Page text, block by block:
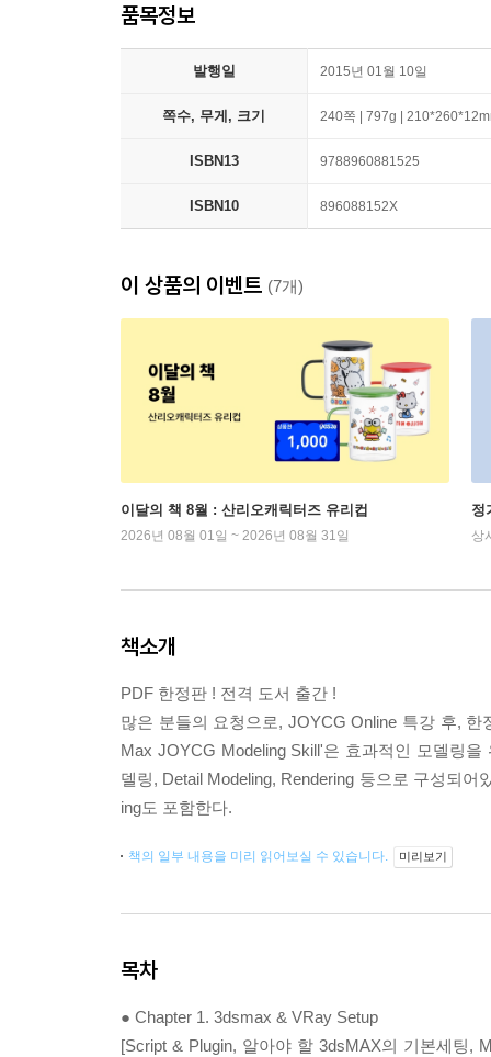
품목정보
발행일 2015년 01월 10일
쪽수, 무게, 크기 240쪽 | 797g |
ISBN13 9788960881525
ISBN10 896088152X
이 상품의 이벤트 (7개)
이달의 책 8월 : 산리오캐릭터즈 유리컵
2026년 08월 01일 ~ 2026년 08월 31일
정
상
책소개
PDF 한정판 ! 전격 도서 출간 !
많은 분들의 요청으로, JOYCG Online 특강 후,
Max JOYCG Modeling Skill'은 효과적인 모델링
델링, Detail Modeling, Rendering 등으로 구성되
ing도 포함한다.
책의 일부 내용을 미리 읽어보실 수 있습니다. 미리보기
목차
● Chapter 1. 3dsmax & VRay Setup
[Script & Plugin, 알아야 할 3dsMAX의 기본세팅,